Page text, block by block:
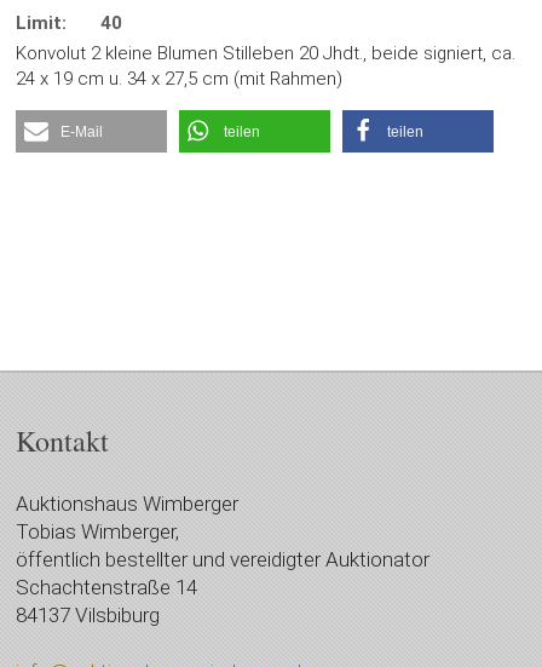
Limit:
40
Konvolut 2 kleine Blumen Stilleben 20 Jhdt., beide signiert, ca.
24 x 19 cm u. 34 x 27,5 cm (mit Rahmen)
E-Mail teilen teilen
Kontakt
Auktionshaus Wimberger
Tobias Wimberger,
öffentlich bestellter und vereidigter Auktionator
Schachtenstraße 14
84137 Vilsbiburg